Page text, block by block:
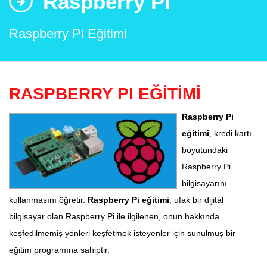
Raspberry Pi Eğitimi
RASPBERRY PI EĞİTİMİ
Raspberry Pi
eğitimi , kredi kartı
boyutundaki
Raspberry Pi
bilgisayarını
kullanmasını öğretir. Raspberry Pi eğitimi , ufak bir dijital
bilgisayar olan Raspberry Pi ile ilgilenen, onun hakkında
keşfedilmemiş yönleri keşfetmek isteyenler için sunulmuş bir
eğitim programına sahiptir.